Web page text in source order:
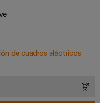
de cuadros eléctricos